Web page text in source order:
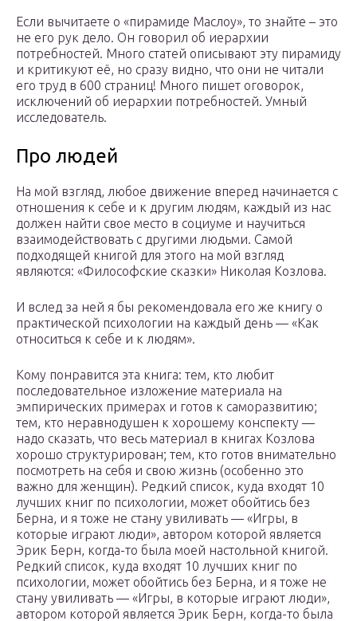
Если вычитаете о «пирамиде Маслоу», то знайте – это
не его рук дело. Он говорил об иерархии
потребностей. Много статей описывают эту пирамиду
и критикуют её, но сразу видно, что они не читали
его труд в 600 страниц! Много пишет оговорок,
исключений об иерархии потребностей. Умный
исследователь.
Про людей
На мой взгляд, любое движение вперед начинается с
отношения к себе и к другим людям, каждый из нас
должен найти свое место в социуме и научиться
взаимодействовать с другими людьми. Самой
подходящей книгой для этого на мой взгляд
являются: «Философские сказки» Николая Козлова.
И вслед за ней я бы рекомендовала его же книгу о
практической психологии на каждый день — «Как
относиться к себе и к людям».
Кому понравится эта книга: тем, кто любит
последовательное изложение материала на
эмпирических примерах и готов к саморазвитию;
тем, кто неравнодушен к хорошему конспекту —
надо сказать, что весь материал в книгах Козлова
хорошо структурирован; тем, кто готов внимательно
посмотреть на себя и свою жизнь (особенно это
важно для женщин). Редкий список, куда входят 10
лучших книг по психологии, может обойтись без
Берна, и я тоже не стану увиливать — «Игры, в
которые играют люди», автором которой является
Эрик Берн, когда-то была моей настольной книгой.
Редкий список, куда входят 10 лучших книг по
психологии, может обойтись без Берна, и я тоже не
стану увиливать — «Игры, в которые играют люди»,
автором которой является Эрик Берн, когда-то была